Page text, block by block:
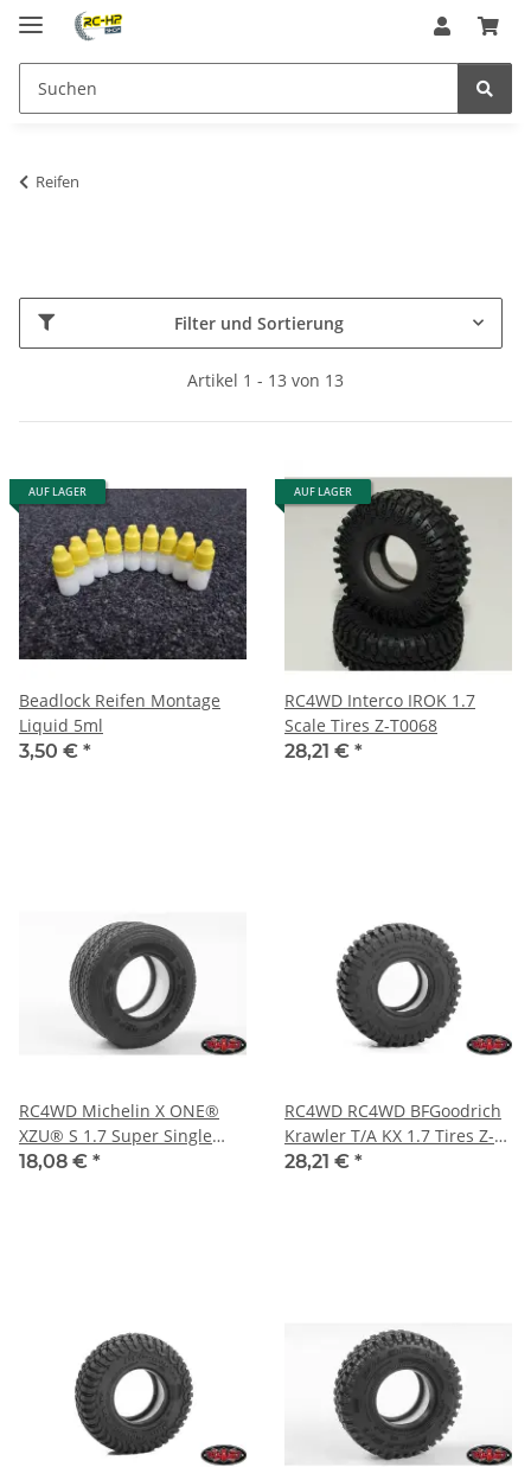
Reifen
Filter und Sortierung
Artikel 1 - 13 von 13
AUF LAGER
Beadlock Reifen Montage
Liquid 5ml
3,50 € *
AUF LAGER
RC4WD Interco IROK 1.7
Scale Tires Z-T0068
28,21 € *
RC4WD Michelin X ONE®
XZU® S 1.7 Super Single
Semi Truck Tires Z-T0176
18,08 € *
RC4WD RC4WD BFGoodrich
Krawler T/A KX 1.7 Tires Z-
T0189
28,21 € *